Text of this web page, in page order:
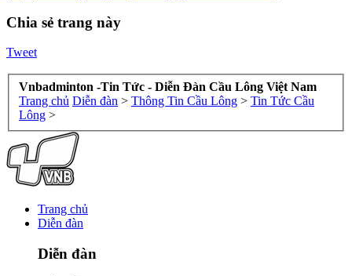
Chia sẻ trang này
Tweet
Vnbadminton -Tin Tức - Diễn Đàn Cầu Lông Việt Nam
Trang chủ Diễn đàn > Thông Tin Cầu Lông > Tin Tức Cầu
Lông >
Trang chủ
Diễn đàn
Diễn đàn